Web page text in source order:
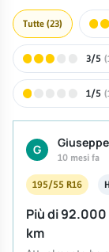
Tutte (23)
3/5
1/5
G Giuseppe
10 mesi fa
195/55 R16
Più di
km